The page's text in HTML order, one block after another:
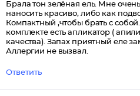
Брала тон зелёная ель. Мне
наносить красиво, либо как
Компактный ,чтобы брать с
комплекте есть апликатор (
качества). Запах приятный еле
Аллергии не вызвал.
Ответить